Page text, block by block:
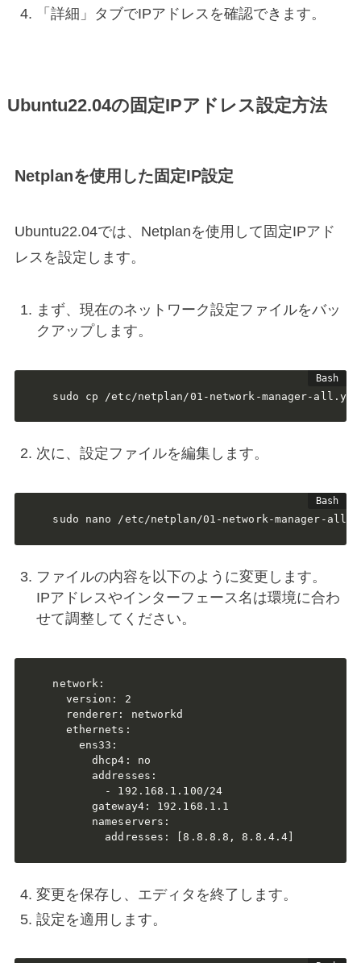
「詳細」タブでIPアドレスを確認できます。
Ubuntu22.04の固定IPアドレス設定方法
Netplanを使用した固定IP設定
Ubuntu22.04では、Netplanを使用して固定IPアド
レスを設定します。
まず、現在のネットワーク設定ファイルをバッ
クアップします。
sudo cp /etc/netplan/01-network-manager-
次に、設定ファイルを編集します。
sudo nano /etc/netplan/01-network-manager-
ファイルの内容を以下のように変更します。
IPアドレスやインターフェース名は環境に合わ
せて調整してください。
network:
  version: 2
  renderer: networkd
  ethernets:
    ens33:
      dhcp4: no
      addresses:
        - 192.168.1.100/24
      gateway4: 192.168.1.1
      nameservers:
        addresses: [8.8.8.8, 8.8.4.4]
変更を保存し、エディタを終了します。
設定を適用します。